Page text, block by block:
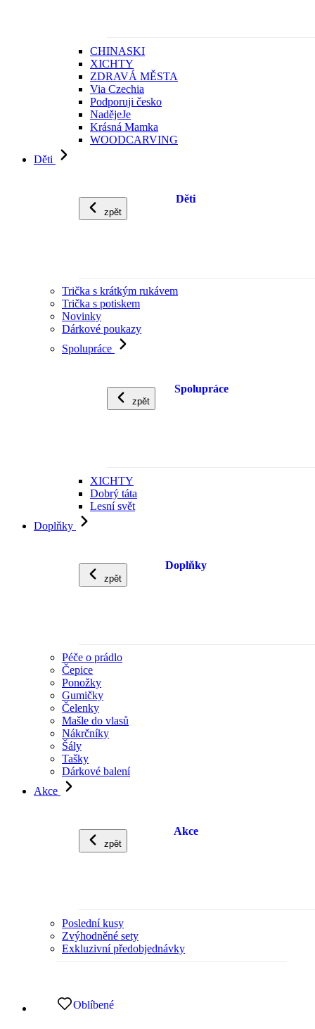
CHINASKI
XICHTY
ZDRAVÁ MĚSTA
Via Czechia
Podporuji česko
NadějeJe
Krásná Mamka
WOODCARVING
Děti
zpět
Děti
Trička s krátkým rukávem
Trička s potiskem
Novinky
Dárkové poukazy
Spolupráce
zpět
Spolupráce
XICHTY
Dobrý táta
Lesní svět
Doplňky
zpět
Doplňky
Péče o prádlo
Čepice
Ponožky
Gumičky
Čelenky
Mašle do vlasů
Nákrčníky
Šály
Tašky
Dárkové balení
Akce
zpět
Akce
Poslední kusy
Zvýhodněné sety
Exkluzivní předobjednávky
Oblíbené